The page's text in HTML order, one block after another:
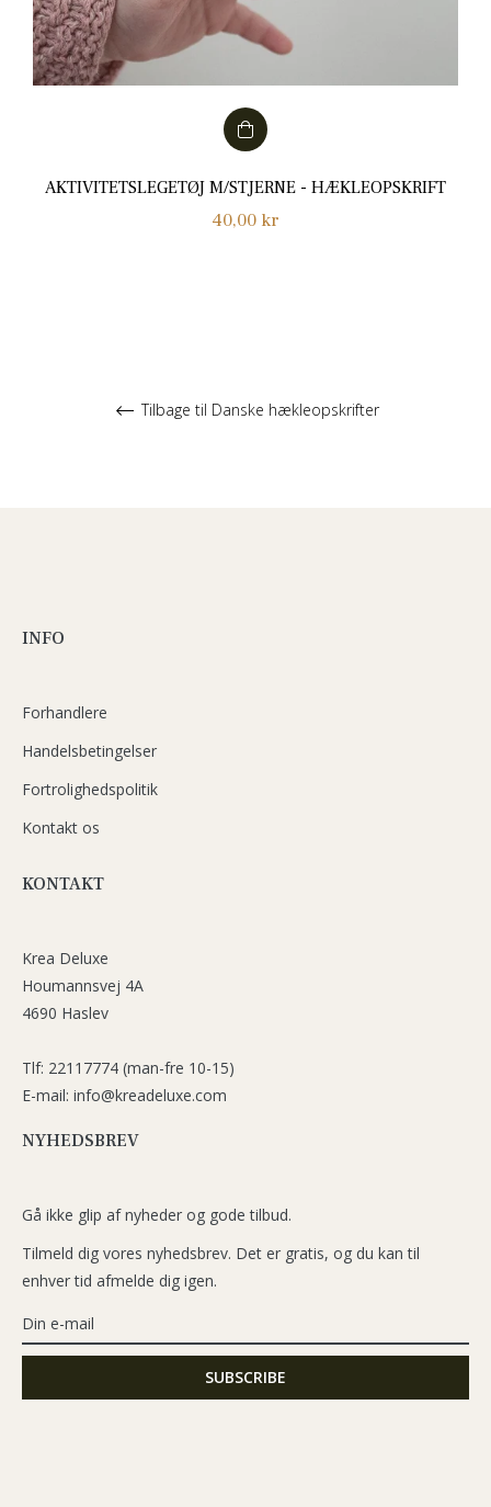
AKTIVITETSLEGETØJ M/STJERNE - HÆKLEOPSKRIFT
Normalpris
40,00 kr
Tilbage til Danske hækleopskrifter
INFO
Forhandlere
Handelsbetingelser
Fortrolighedspolitik
Kontakt os
KONTAKT
Krea Deluxe
Houmannsvej 4A
4690 Haslev
Tlf: 22117774 (man-fre 10-15)
E-mail: info@kreadeluxe.com
NYHEDSBREV
Gå ikke glip af nyheder og gode tilbud.
Tilmeld dig vores nyhedsbrev. Det er gratis, og du kan til
enhver tid afmelde dig igen.